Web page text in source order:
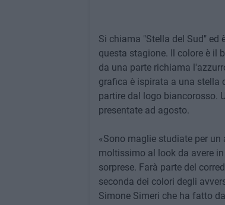
Si chiama "Stella del Sud"
questa stagione. Il colore è il
da una parte richiama
grafica è ispirata a una stella
partire dal logo biancorosso.
presentate ad agosto.
«Sono maglie studiate per
moltissimo al look da avere
sorprese. Farà parte del
seconda dei colori degli
Simone Simeri che ha fatto